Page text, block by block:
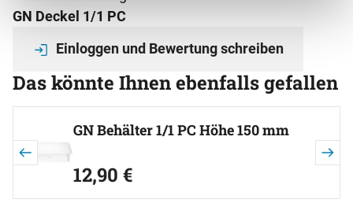
GN Deckel 1/1 PC
Einloggen und Bewertung schreiben
Das könnte Ihnen ebenfalls gefallen
Artikel überspringen
GN Behälter 1/1 PC Höhe 150 mm
jetzt:
12,90 €